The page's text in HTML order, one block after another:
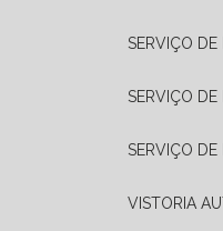
SERVIÇO
SERVIÇO
SERVIÇO
VISTORIA